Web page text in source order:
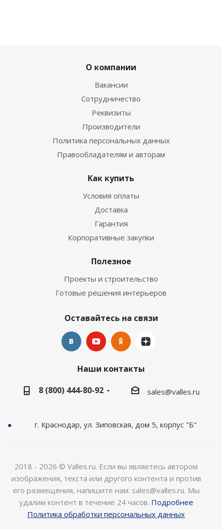
О компании
Вакансии
Сотрудничество
Реквизиты
Производители
Политика персональных данных
Правообладателям и авторам
Как купить
Условия оплаты
Доставка
Гарантия
Корпоративные закупки
Полезное
Проекты и строительство
Готовые решения интерьеров
Оставайтесь на связи
Наши контакты
8 (800) 444-80-92
sales@valles.ru
г. Краснодар, ул. Зиповская, дом 5, корпус "Б"
2018 - 2026 © Valles.ru. Если вы являетесь автором
изображения, текста или другого контента и против
его размещения, напишите нам: sales@valles.ru. Мы
удалим контент в течение 24 часов. Подробнее
Политика обработки персональных данных